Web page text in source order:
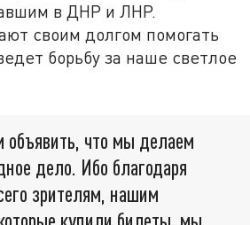
в ДНР и ЛНР.
своим долгом помогать
борьбу за наше светлое
объявить, что мы делаем
дело. Ибо благодаря
зрителям, нашим